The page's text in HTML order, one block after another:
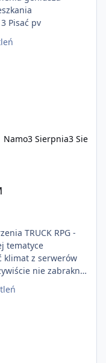
Pisać pv
Namo3 Sierpnia3 Sie
tematyce
klimat z serwerów
nie zabraknie
coś innego niż